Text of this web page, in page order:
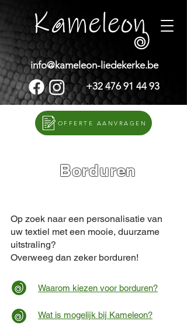
info@kameleon-liedekerke.be
+32 476 91 44 93
OFFERTE AANVRAGEN
Borduren
Op zoek naar een personalisatie van
uw textiel met een mooie, duurzame
uitstraling?
Overweeg dan zeker borduren!
Waarom kiezen voor borduren?
Wat is mogelijk bij Kameleon?